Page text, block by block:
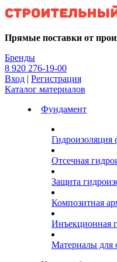
Kg
Прямые поставки от
Бренды
8 920 276-19-00
Вход | Регистрация
Каталог материалов
Фундамент
Гидроизоляция
Отсечная
Защита
Композитная
Инъекционная
Материалы для